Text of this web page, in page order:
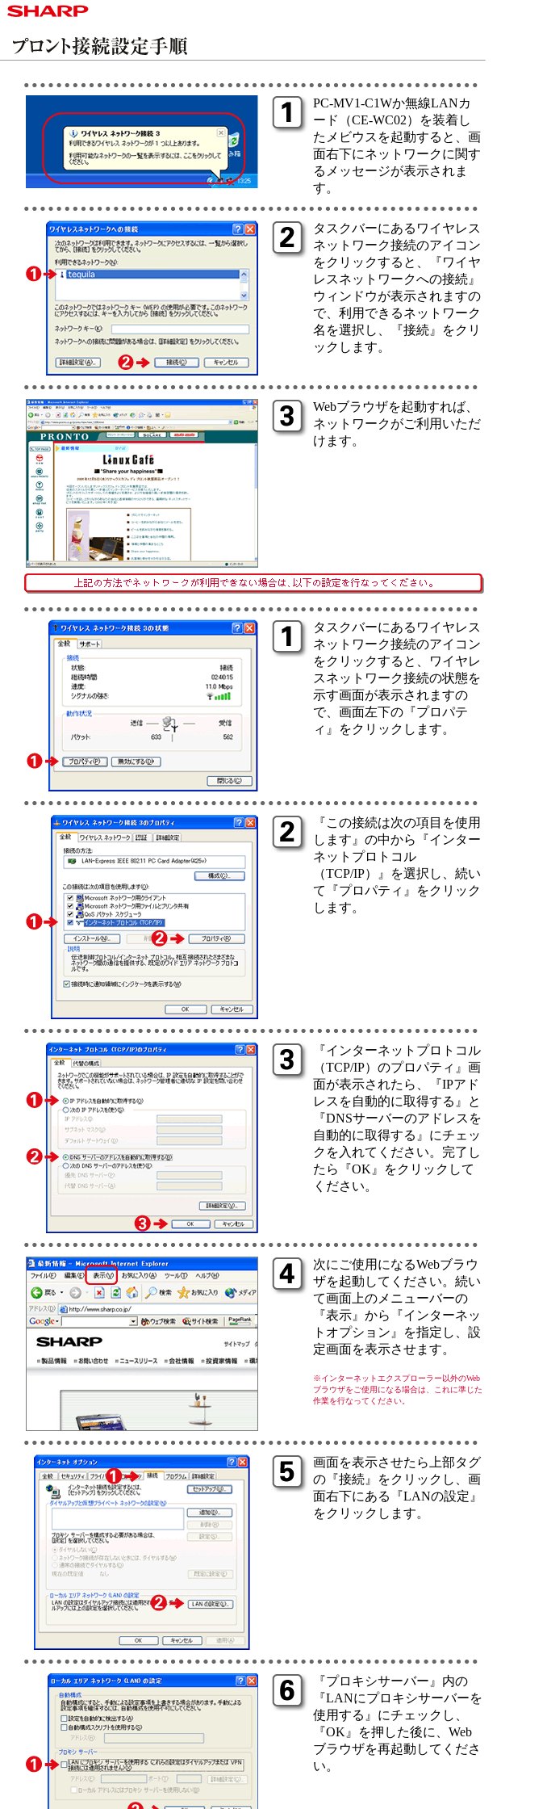
PC-MV1-C1Wか無線LANカ
ード（CE-WC02）を装着し
たメビウスを起動すると、画
面右下にネットワークに関す
るメッセージが表示されま
す。
タスクバーにあるワイヤレス
ネットワーク接続のアイコン
をクリックすると、『ワイヤ
レスネットワークへの接続』
ウィンドウが表示されますの
で、利用できるネットワーク
名を選択し、『接続』をクリ
ックします。
Webブラウザを起動すれば、
ネットワークがご利用いただ
けます。
タスクバーにあるワイヤレス
ネットワーク接続のアイコン
をクリックすると、ワイヤレ
スネットワーク接続の状態を
示す画面が表示されますの
で、画面左下の『プロパテ
ィ』をクリックします。
『この接続は次の項目を使用
します』の中から『インター
ネットプロトコル
（TCP/IP）』を選択し、続い
て『プロパティ』をクリック
します。
『インターネットプロトコル
（TCP/IP）のプロパティ』画
面が表示されたら、『IPアド
レスを自動的に取得する』と
『DNSサーバーのアドレスを
自動的に取得する』にチェッ
クを入れてください。完了し
たら『OK』をクリックして
ください。
次にご使用になるWebブラウ
ザを起動してください。続い
て画面上のメニューバーの
『表示』から『インターネッ
トオプション』を指定し、設
定画面を表示させます。
※インターネットエクスプローラー以外のWeb
ブラウザをご使用になる場合は、これに準じた
作業を行なってください。
画面を表示させたら上部タグ
の『接続』をクリックし、画
面右下にある『LANの設定』
をクリックします。
『プロキシサーバー』内の
『LANにプロキシサーバーを
使用する』にチェックし、
『OK』を押した後に、Web
ブラウザを再起動してくださ
い。